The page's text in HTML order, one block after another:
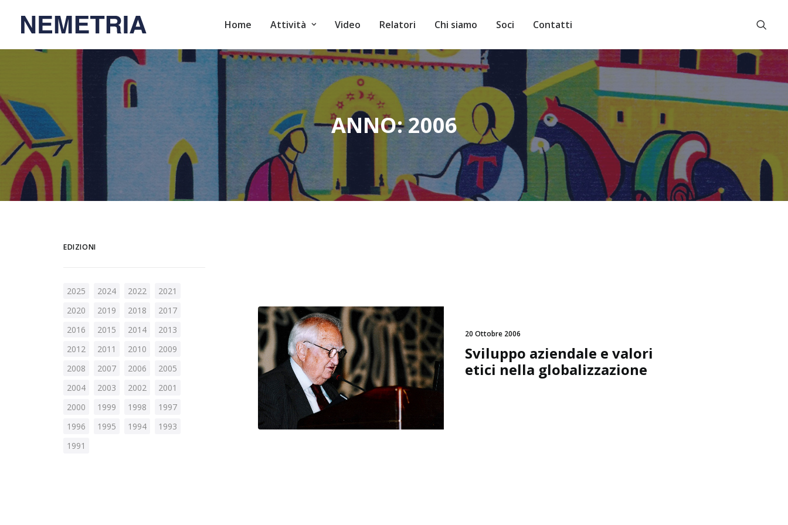
Home Attività Video Relatori Chi siamo Soci Contatti
ANNO: 2006
EDIZIONI
2025 2024 2022
2021
2020
2019 2018
2017
2016
2015 2014
2013
2012
2011 2010
2009
2008
2007 2006
2005
2004
2003 2002
2001
2000
1999 1998
1997
1996
1995 1994
1993
1991
20 Ottobre 2006
Sviluppo aziendale e valori
etici nella globalizzazione